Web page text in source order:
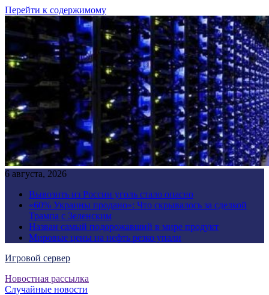
Перейти к содержимому
6 августа, 2026
Вывозить из России уголь стало опасно
«60% Украины продано»: Что скрывалось за сделкой
Трампа с Зеленским
Назван самый подорожавший в мире продукт
Мировые цены на нефть резко упали
Игровой сервер
Новостная рассылка
Случайные новости